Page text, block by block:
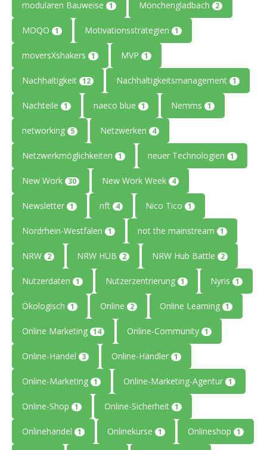
modularen Bauweise 1 Mönchengladbach 2
MOQO 1 Motivationsstrategien 1
moversXshakers 1 MVP 1
Nachhaltigkeit 12 Nachhaltigkeitsmanagement 1
Nachteile 1 naeco blue 1 Nemms 1
networking 5 Netzwerken 4
Netzwerkmöglichkeiten 1 neuer Technologien 1
New Work 30 New Work Week 4
Newsletter 1 nft 4 Nico Tico 1
Nordrhein-Westfalen 1 not the mainstream 1
NRW 2 NRW HUB 2 NRW Hub Battle 2
Nutzerdaten 1 Nutzerzentrierung 1 Nyris 1
Ökologisch 1 Online 2 Online Learning 1
Online Marketing 14 Online-Community 1
Online-Handel 3 Online-Händler 1
Online-Marketing 1 Online-Marketing-Agentur 1
Online-Shop 1 Online-Sicherheit 1
Onlinehandel 1 Onlinekurse 1 Onlineshop 1